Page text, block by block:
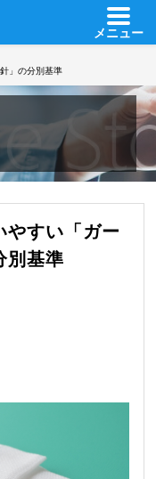
メニュー
」の分別基準
やすい「ガー
別基準